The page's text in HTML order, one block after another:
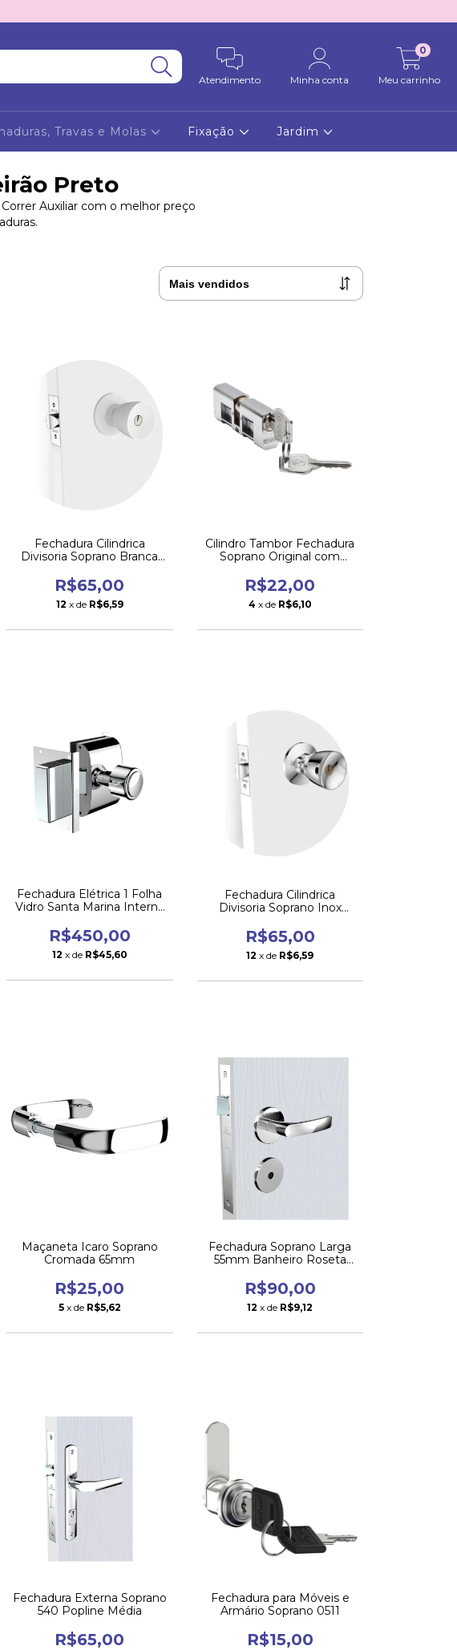
Atendimento Minha conta Meu carrinho
0
Travas e Molas Fixação Jardim
Preto
Auxiliar com o melhor preço
Fechadura Cilindrica
Divisoria Soprano Branca
R$65,00
12 x de R$6,59
Cilindro Tambor Fechadura
Soprano Original com
R$22,00
4 x de R$6,10
Fechadura Elétrica 1 Folha
Vidro Santa Marina Interna
R$450,00
12 x de R$45,60
Fechadura Cilindrica
Divisoria Soprano Inox
R$65,00
12 x de R$6,59
Maçaneta Icaro Soprano
Cromada 65mm
R$25,00
5 x de R$5,62
Fechadura Soprano Larga
55mm Banheiro Roseta
R$90,00
12 x de R$9,12
Fechadura Externa Soprano
540 Popline Média
R$65,00
Fechadura para Móveis e
Armário Soprano 0511
R$15,00